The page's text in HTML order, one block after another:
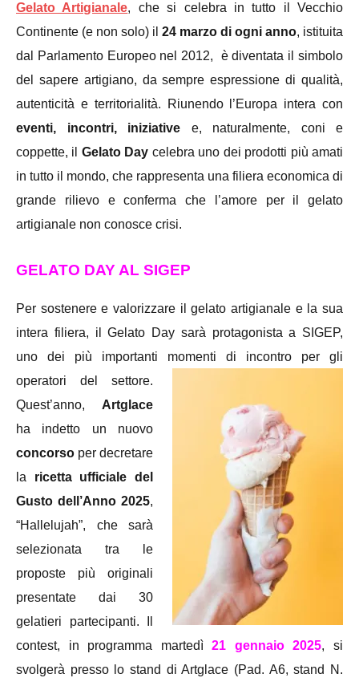
Gelato Artigianale, che si celebra in tutto il Vecchio
Continente (e non solo) il 24 marzo di ogni anno, istituita
dal Parlamento Europeo nel 2012, è diventata il simbolo
del sapere artigiano, da sempre espressione di qualità,
autenticità e territorialità. Riunendo l’Europa intera con
eventi, incontri, iniziative e, naturalmente, coni e
coppette, il Gelato Day celebra uno dei prodotti più amati
in tutto il mondo, che rappresenta una filiera economica di
grande rilievo e conferma che l’amore per il gelato
artigianale non conosce crisi.
GELATO DAY AL SIGEP
Per sostenere e valorizzare il gelato artigianale e la sua
intera filiera, il Gelato Day sarà protagonista a SIGEP,
uno dei più importanti momenti di incontro per gli
operatori del settore.
Quest’anno, Artglace
ha indetto un nuovo
concorso per decretare
la ricetta ufficiale del
Gusto dell’Anno 2025,
“Hallelujah”, che sarà
selezionata tra le
proposte più originali
presentate dai 30
gelatieri partecipanti. Il
contest, in programma martedì21 gennaio 2025, si
svolgerà presso lo stand di Artglace (Pad. A6, stand N.